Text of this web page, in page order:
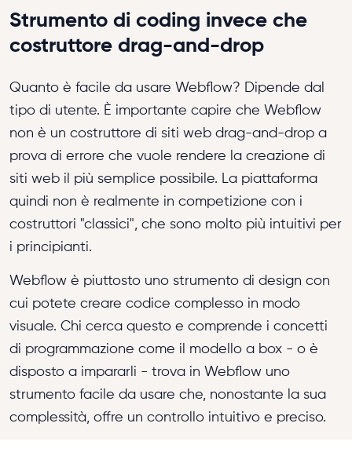
Strumento di coding invece che
costruttore drag-and-drop
Quanto è facile da usare Webflow? Dipende dal
tipo di utente. È importante capire che Webflow
non è un costruttore di siti web drag-and-drop a
prova di errore che vuole rendere la creazione di
siti web il più semplice possibile. La piattaforma
quindi non è realmente in competizione con i
costruttori "classici", che sono molto più intuitivi per
i principianti.
Webflow è piuttosto uno strumento di design con
cui potete creare codice complesso in modo
visuale. Chi cerca questo e comprende i concetti
di programmazione come il modello a box - o è
disposto a impararli - trova in Webflow uno
strumento facile da usare che, nonostante la sua
complessità, offre un controllo intuitivo e preciso.